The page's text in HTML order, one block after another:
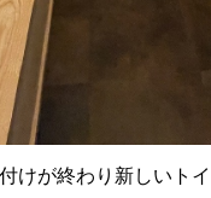
けが終わり新しいト